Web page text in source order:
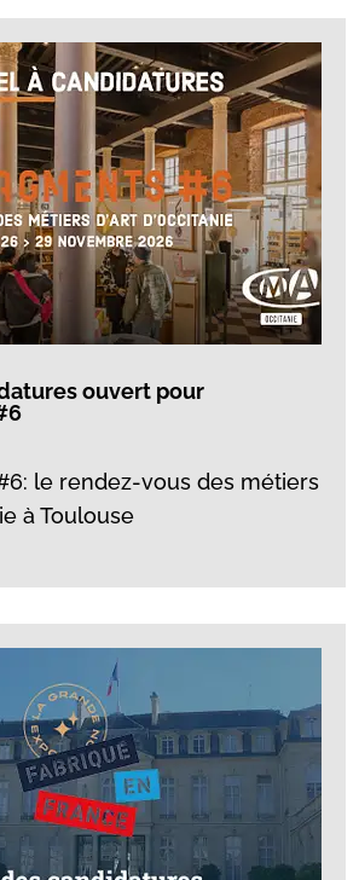
ouvert pour
le rendez-vous des métiers
à Toulouse